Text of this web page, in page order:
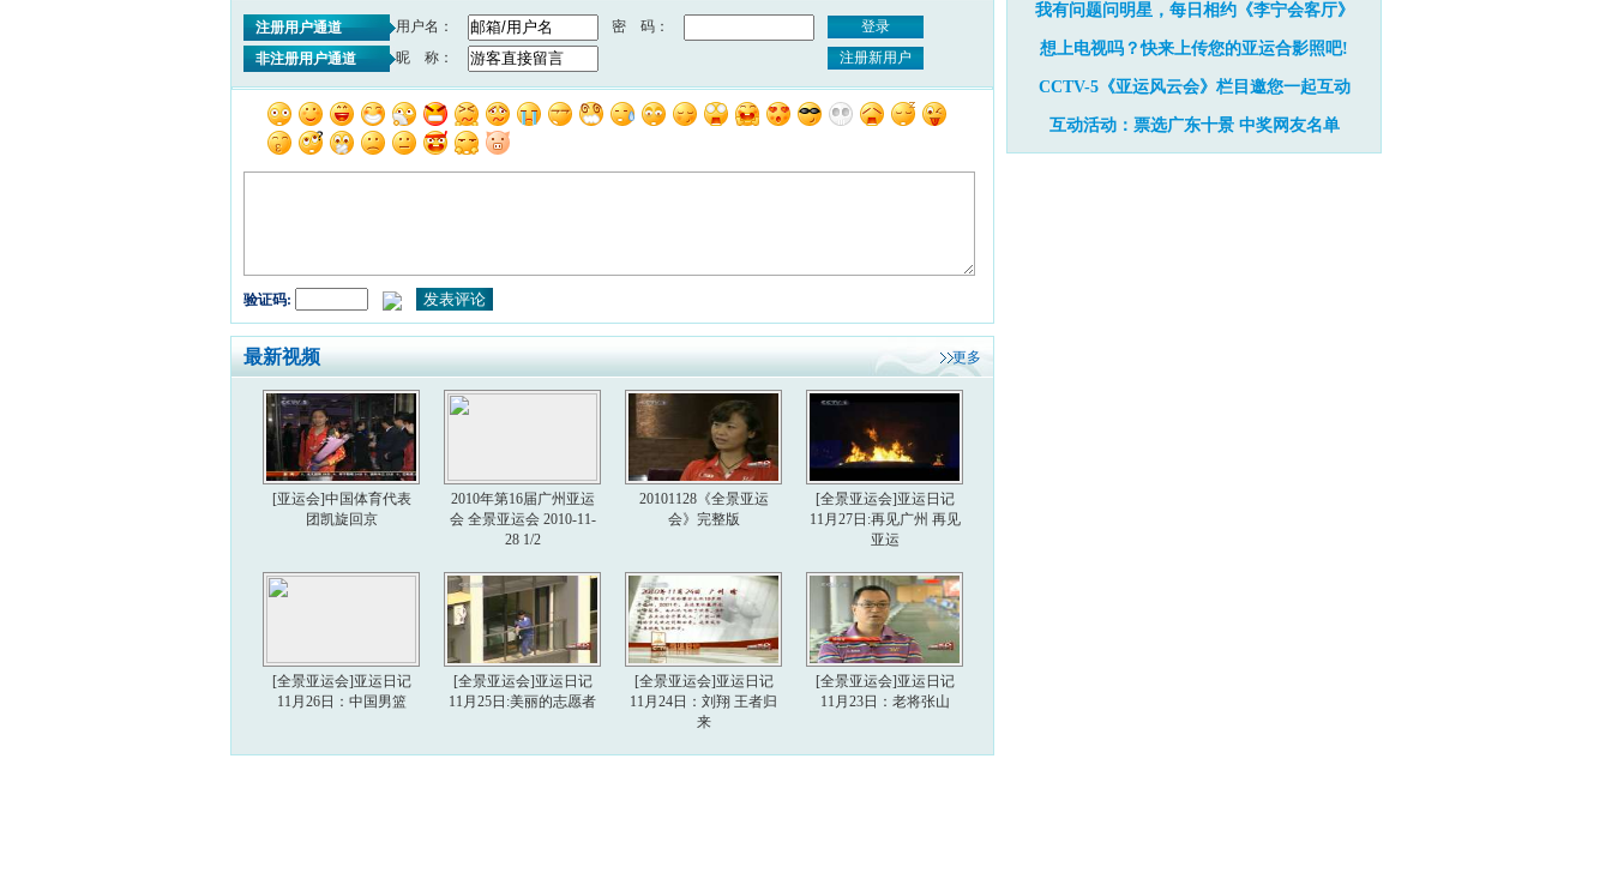
注册用户通道 用户名： 密 码：
登录
非注册用户通道
昵 称： 注册新用户
验证码:
最新视频 更多
[亚运会]中国体育代表
团凯旋回京
2010年第16届广州亚运
会 全景亚运会 2010-11-
28 1/2
20101128《全景亚运
会》完整版
[全景亚运会]亚运日记
11月27日:再见广州 再见
亚运
[全景亚运会]亚运日记
11月26日：中国男篮
[全景亚运会]亚运日记
11月25日:美丽的志愿者
[全景亚运会]亚运日记
11月24日：刘翔 王者归
来
[全景亚运会]亚运日记
11月23日：老将张山
我有问题问明星，每日相约《李宁会客厅》
想上电视吗？快来上传您的亚运合影照吧!
CCTV-5《亚运风云会》栏目邀您一起互动
互动活动：票选广东十景 中奖网友名单